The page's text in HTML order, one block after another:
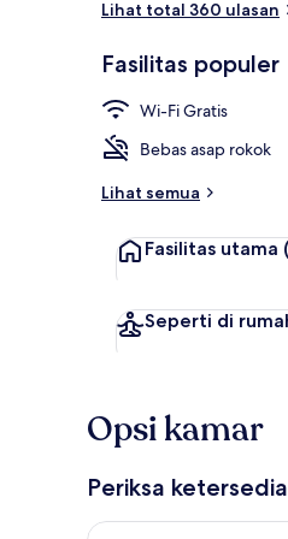
Lihat total 360 ulasan
Fasilitas populer
Wi-Fi Gratis
Bebas asap rokok
Lihat semua
Fasilitas utama
Seperti di
Opsi kamar
Periksa
Periksa ketersediaan